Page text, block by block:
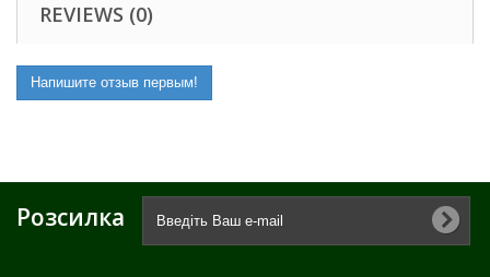
REVIEWS (0)
Напишите отзыв первым!
Розсилка